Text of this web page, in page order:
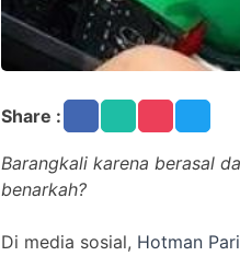
Share :
Barangkali karena berasal
benarkah?
Di media sosial, Hotman